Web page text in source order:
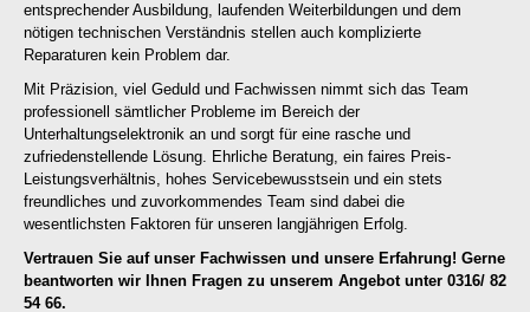
entsprechender Ausbildung, laufenden Weiterbildungen und dem
nötigen technischen Verständnis stellen auch komplizierte
Reparaturen kein Problem dar.
Mit Präzision, viel Geduld und Fachwissen nimmt sich das Team
professionell sämtlicher Probleme im Bereich der
Unterhaltungselektronik an und sorgt für eine rasche und
zufriedenstellende Lösung. Ehrliche Beratung, ein faires Preis-
Leistungsverhältnis, hohes Servicebewusstsein und ein stets
freundliches und zuvorkommendes Team sind dabei die
wesentlichsten Faktoren für unseren langjährigen Erfolg.
Vertrauen Sie auf unser Fachwissen und unsere Erfahrung! Gerne
beantworten wir Ihnen Fragen zu unserem Angebot unter 0316/ 82
54 66.